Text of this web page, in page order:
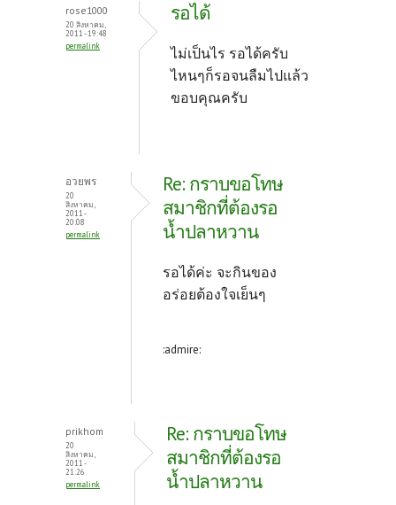
rose1000
20 สิงหาคม,
2011 - 19:48
permalink
รอได้
ไม่เป็นไร รอได้ครับ
ไหนๆก็รอจนลืมไปแล้ว
ขอบคุณครับ
อวยพร
20
สิงหาคม,
2011 -
20:08
permalink
Re: กราบขอโทษ
สมาชิกที่ต้องรอ
น้ำปลาหวาน
รอได้ค่ะ จะกินของ
อร่อยต้องใจเย็นๆ
:admire:
prikhom
20
สิงหาคม,
2011 -
21:26
permalink
Re: กราบขอโทษ
สมาชิกที่ต้องรอ
น้ำปลาหวาน